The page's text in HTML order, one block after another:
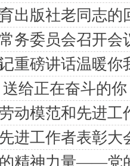
出版社老同志的
务委员会召开
重磅讲话温暖你
给正在奋斗的你
动模范和先进工
进工作者表彰大
精神力量——党